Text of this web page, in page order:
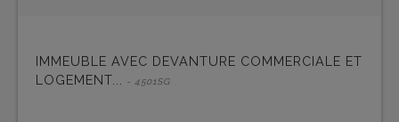
IMMEUBLE AVEC DEVANTURE COMMERCIALE ET
LOGEMENT...
- 4501SG